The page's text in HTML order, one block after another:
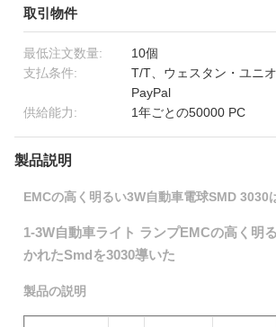
取引物件
最低注文数量:
10個
支払条件:
T/T、ウェスタン・ユニ
PayPal
供給能力:
1年ごとの50000 PC
製品説明
EMCの高く明るい3W自動車電球SMD 3030
1-3W自動車ライト ランプEMCの高く明
かれたSmdを3030導いた
製品の説明